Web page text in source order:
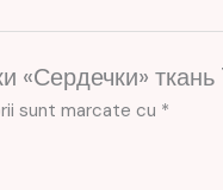
«Сердечки» ткань
sunt marcate cu *